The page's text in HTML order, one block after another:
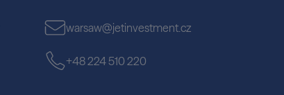
warsaw@jetinvestment.cz
+48 224 510 220